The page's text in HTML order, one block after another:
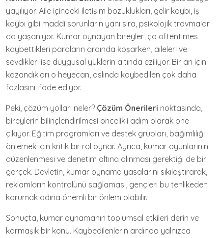
yayılıyor. Aile içindeki iletişim bozuklukları, gelir kaybı, iş
kaybı gibi maddi sorunların yanı sıra, psikolojik travmalar
da yaşanıyor. Kumar oynayan bireyler, ço oftentimes
kaybettikleri paraların ardında koşarken, aileleri ve
sevdikleri ise duygusal yüklerin altında eziliyor. Bir an için
kazandıkları o heyecan, aslında kaybedilen çok daha
fazlasını ifade ediyor.
Peki, çözüm yolları neler? Çözüm Önerileri noktasında,
bireylerin bilinçlendirilmesi öncelikli adım olarak öne
çıkıyor. Eğitim programları ve destek grupları, bağımlılığı
önlemek için kritik bir rol oynar. Ayrıca, kumar oyunlarının
düzenlenmesi ve denetim altına alınması gerektiği de bir
gerçek. Devletin, kumar oynama yasalarını sıkılaştırarak,
reklamların kontrolünü sağlaması, gençleri bu tehlikeden
korumak adına önemli bir önlem olabilir.
Sonuçta, kumar oynamanın toplumsal etkileri derin ve
karmaşık bir konu. Kaybedilenlerin ardında yalnızca